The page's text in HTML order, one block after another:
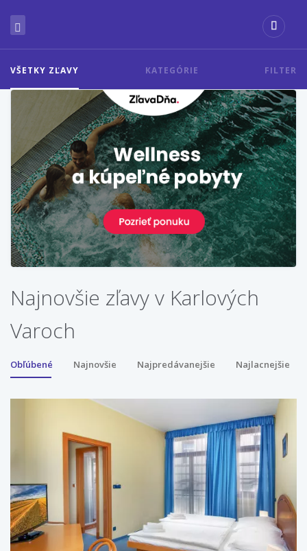
VŠETKY ZĽAVY KATEGÓRIE FILTER
Najnovšie zľavy v Karlových
Varoch
Obľúbené Najnovšie Najpredávanejšie Najlacnejšie